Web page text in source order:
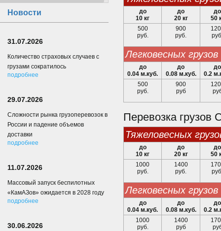
до
10 кг
до
20 кг
до
50
500
руб.
900
руб.
легковесных грузов
до
0.04 м.куб.
до
0.08 м.куб.
до
0.2
500
руб.
900
руб
Перевозка грузов
тяжеловесных
до
10 кг
до
20 кг
до
50
1000
руб.
1400
руб.
легковесных грузов
до
0.04 м.куб.
до
0.08 м.куб.
до
0.2
1000
руб.
1400
руб
Новости
31.07.2026
Количество страховых случаев с
грузами сократилось
подробнее
29.07.2026
Сложности рынка грузоперевозок в
России и падение объемов
доставки
подробнее
11.07.2026
Массовый запуск беспилотных
«КамАЗов» ожидается в 2028 году
подробнее
30.06.2026